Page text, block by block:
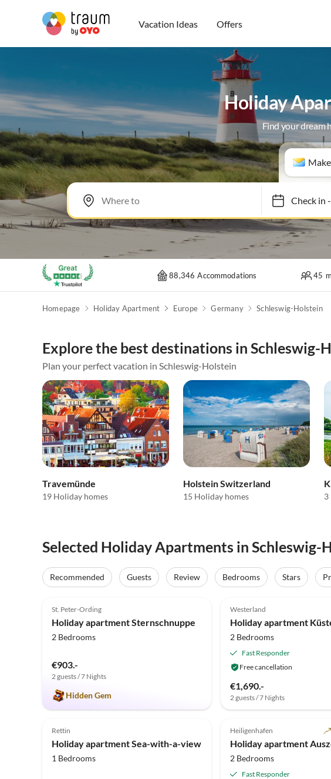
Vacation Ideas Offers
Holiday
Find your dream
Check in-
88,346 Accommodations 45
Homepage Holiday Apartment Europe Germany Schleswig-Holstein
Explore the best destinations in Schleswig-
Plan your perfect vacation in Schleswig-Holstein
Travemünde
19 Holiday homes
Holstein Switzerland
15 Holiday homes 3
Selected Holiday Apartments in Schleswig-
Recommended Guests Review Bedrooms Stars
Top-Listing
St. Peter-Ording
Holiday apartment Sternschnuppe
2 Bedrooms
€903.-
2 guests / 7 Nights
Hidden Gem
2025 Award
Westerland
Holiday apartment
2 Bedrooms
Fast Responder
Free cancellation
€1,690.-
2 guests / 7 Nights
Top-Listing
5.0 (1)
Rettin
Holiday apartment Sea-with-a-view
1 Bedrooms
5.0 (1)
Heiligenhafen
2 Bedrooms
Fast Responder